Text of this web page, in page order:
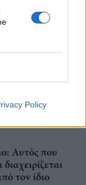
Policy
με αριθμούς
Αυτός που
τον ίδιο